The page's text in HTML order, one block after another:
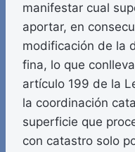
manifestar cual
aportar, en
modificación de la
fina, lo que
artículo 199 de la
la coordinación
superficie que
con catastro solo